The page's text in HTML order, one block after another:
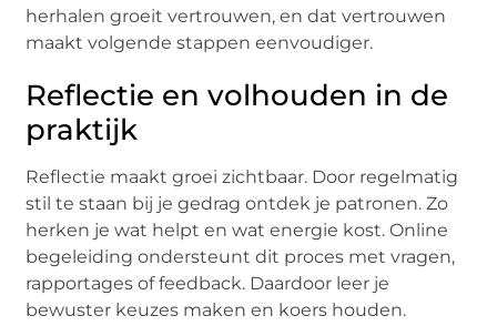
herhalen groeit vertrouwen, en dat vertrouwen
maakt volgende stappen eenvoudiger.
Reflectie en volhouden in de
praktijk
Reflectie maakt groei zichtbaar. Door regelmatig
stil te staan bij je gedrag ontdek je patronen. Zo
herken je wat helpt en wat energie kost. Online
begeleiding ondersteunt dit proces met vragen,
rapportages of feedback. Daardoor leer je
bewuster keuzes maken en koers houden.